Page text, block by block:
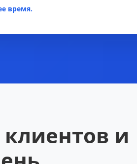
время.
клиентов и